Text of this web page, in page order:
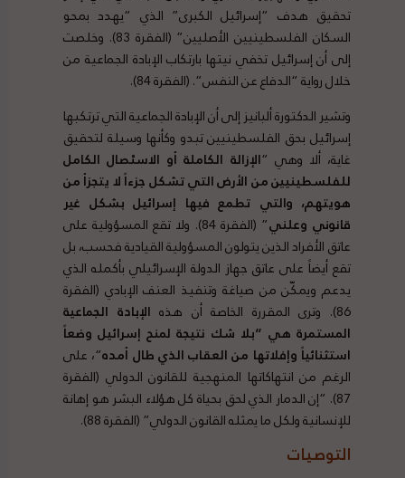
تحقيق هدف “إسرائيل الكبرى” الذي “يهدد بمحو
السكان الفلسطينيين الأصليين” (الفقرة 83). وخلصت
إلى أن إسرائيل تخفي نيتها بارتكاب الإبادة الجماعية من
خلال رواية “الدفاع عن النفس”. (الفقرة 84).
وتشير الدكتورة ألبانيز إلى أن الإبادة الجماعية التي ترتكبها
إسرائيل بحق الفلسطينيين تبدو وكأنها وسيلة لتحقيق
غاية، ألا وهي “الإزالة الكاملة أو الاسئصال الكامل
للفلسطينيين من الأرض التي تشكل جزءاً لا يتجزأ من
هويتهم، والتي تطمع فيها إسرائيل بشكل غير
قانوني وعلني
” (الفقرة 84). ولا تقع المسؤولية على
عاتق الأفراد الذين يتولون المسؤولية القيادية فحسب، بل
تقع أيضاً على عاتق جهاز الدولة الإسرائيلي بأكمله الذي
يدعم ويمكّن من صياغة وتنفيذ العنف الإبادي (الفقرة
86). وترى المقررة الخاصة أن هذه
الإبادة الجماعية
المستمرة هي “بلا شك نتيجة لمنح إسرائيل وضعاً
استثنائياً وإفلاتها من العقاب الذي طال أمده“، على
الرغم من انتهاكاتها المنهجية للقانون الدولي (الفقرة
87). “إن الدمار الذي لحق بحياة كل هؤلاء البشر هو إهانة
للإنسانية ولكل ما يمثله القانون الدولي” (الفقرة 88).
التوصيات